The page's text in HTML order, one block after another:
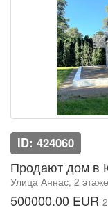
ID: 424060
Продают дом в
Улица Аннас, 2
500000.00 EUR